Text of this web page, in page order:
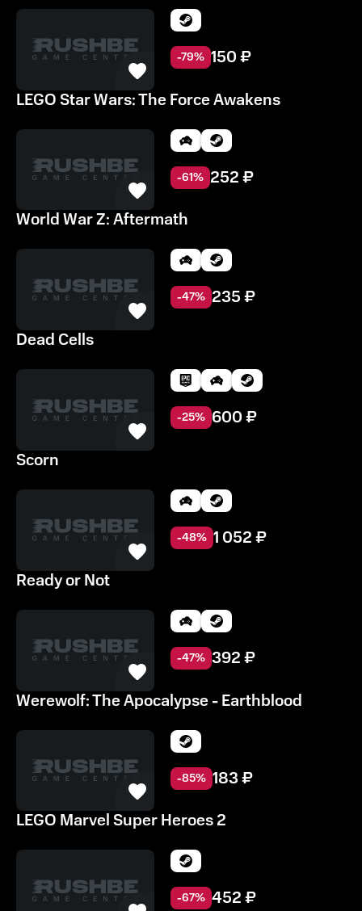
-79% 150₽
LEGO Star Wars: The Force Awakens
-61% 252₽
World War Z: Aftermath
-47% 235₽
Dead Cells
-25% 600₽
Scorn
-48% 1 052₽
Ready or Not
-47% 392₽
Werewolf: The Apocalypse - Earthblood
-85% 183₽
LEGO Marvel Super Heroes 2
-67% 452₽